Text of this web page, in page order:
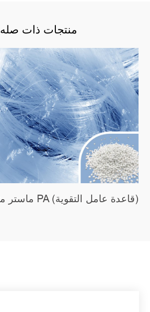
منتجات ذات صله
ماستر مثبطات اللهب لـ PA (قاعدة عامل التقوية)